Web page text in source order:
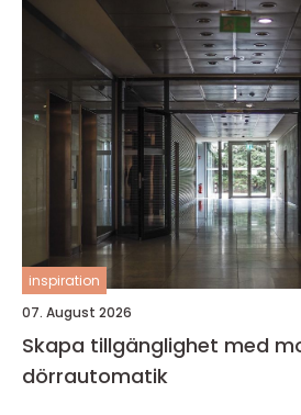
inspiration
07. August 2026
Skapa tillgänglighet med
dörrautomatik